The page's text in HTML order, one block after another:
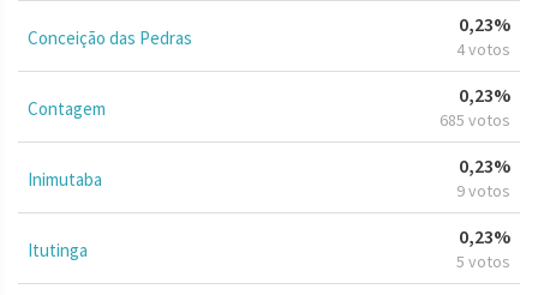
Conceição das Pedras
0,23%
4 votos
Contagem
0,23%
685 votos
Inimutaba
0,23%
9 votos
Itutinga
0,23%
5 votos